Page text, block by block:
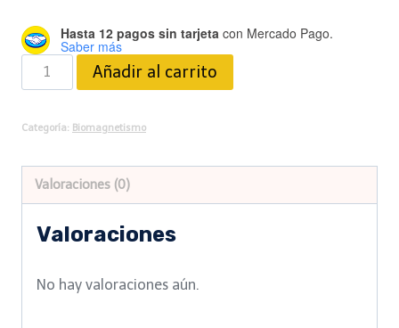
Hasta 12 pagos sin tarjeta con Mercado Pago.
Saber más
Paquete
de
Imanes
Añadir al carrito
Categoría: Biomagnetismo
Valoraciones (0)
Valoraciones
No hay valoraciones aún.